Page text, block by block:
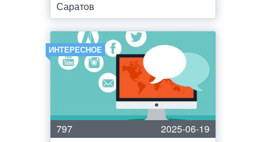
Саратов
ИНТЕРЕСНОЕ
797
2025-06-19